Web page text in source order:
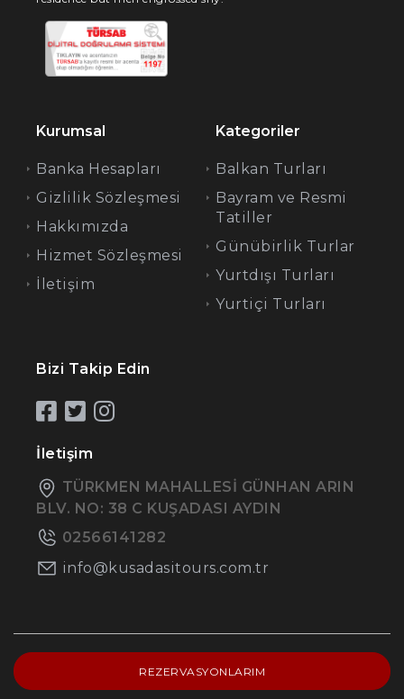
Kurumsal
Banka Hesapları
Gizlilik Sözleşmesi
Hakkımızda
Hizmet Sözleşmesi
İletişim
Kategoriler
Balkan Turları
Bayram ve Resmi
Tatiller
Günübirlik Turlar
Yurtdışı Turları
Yurtiçi Turları
Bizi Takip Edin
İletişim
TÜRKMEN MAHALLESİ GÜNHAN ARIN
BLV. NO: 38 C KUŞADASI AYDIN
02566141282
info@kusadasitours.com.tr
REZERVASYONLARIM